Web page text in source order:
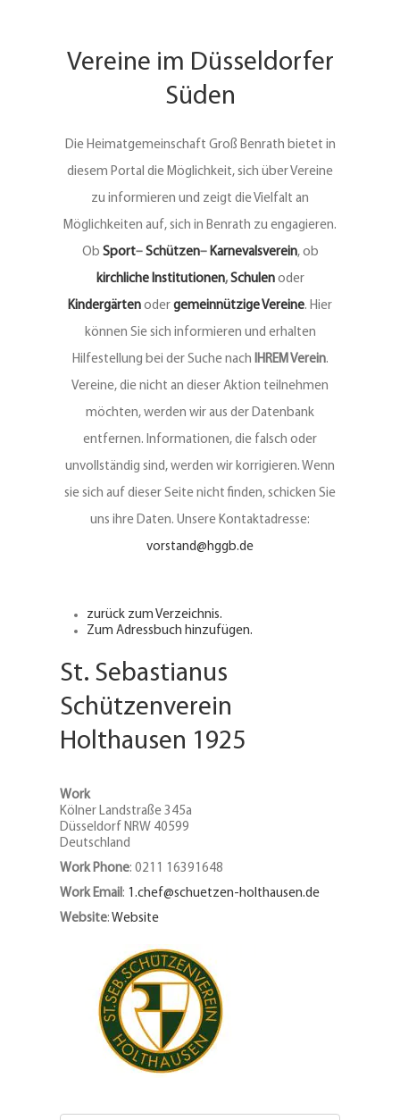
Vereine im Düsseldorfer
Süden
Die Heimatgemeinschaft Groß Benrath bietet in
diesem Portal die Möglichkeit, sich über Vereine
zu informieren und zeigt die Vielfalt an
Möglichkeiten auf, sich in Benrath zu engagieren.
Ob Sport– Schützen– Karnevalsverein, ob
kirchliche Institutionen, Schulenoder
Kindergärten oder gemeinnützige Vereine. Hier
können Sie sich informieren und erhalten
Hilfestellung bei der Suche nach IHREM Verein.
Vereine, die nicht an dieser Aktion teilnehmen
möchten, werden wir aus der Datenbank
entfernen. Informationen, die falsch oder
unvollständig sind, werden wir korrigieren. Wenn
sie sich auf dieser Seite nicht finden, schicken Sie
uns ihre Daten. Unsere Kontaktadresse:
vorstand@hggb.de
zurück zum Verzeichnis.
Zum Adressbuch hinzufügen.
St. Sebastianus
Schützenverein
Holthausen 1925
Work
Kölner Landstraße 345a
Düsseldorf NRW 40599
Deutschland
Work Phone: 0211 16391648
Work Email: 1.chef@schuetzen-holthausen.de
Website: Website